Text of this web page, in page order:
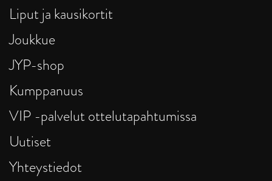
Liput ja kausikortit
Joukkue
JYP-shop
Kumppanuus
VIP -palvelut ottelutapahtumissa
Uutiset
Yhteystiedot